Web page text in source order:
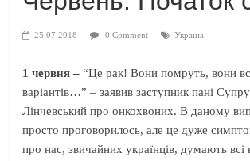
25.07.2018 0 Comment Україна
1 червня – “Це рак! Вони помруть, вони
варіантів…” – заявив заступник пані
Лінчевський про онкохвоних. В даному
просто проговорилось, але це дуже
про нас, звичайних українців, думають всі